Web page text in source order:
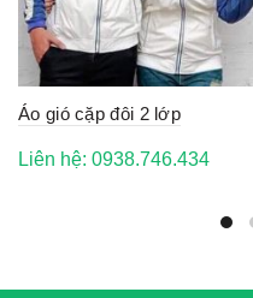
Áo gió cặp đôi 2 lớp
Liên hệ: 0938.746.434